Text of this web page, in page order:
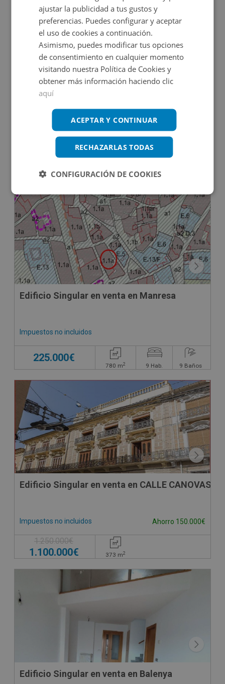
Hotel en venta en CL FEDERICO RELIMPIO, 10
Impuestos no incluidos
1.572.000€
942m2 18Hab.
Edificio Singular en venta en Manresa
Impuestos no incluidos
225.000€
780 m2 9 Hab. 9 Baños
Edificio Singular en venta en CALLE CANOVAS
Impuestos no incluidos Ahorro 150.000€
1.250.000€
1.100.000€ 373 m2
CONDICIONES ESPECIALES
Edificio Singular en venta en Balenya
ajustar la publicidad a tus gustos y
preferencias. Puedes configurar y aceptar
el uso de cookies a continuación.
Asimismo, puedes modificar tus opciones
de consentimiento en cualquier momento
visitando nuestra Política de Cookies y
obtener más información haciendo clic
aquí
ACEPTAR Y CONTINUAR
RECHAZARLAS TODAS
CONFIGURACIÓN DE COOKIES